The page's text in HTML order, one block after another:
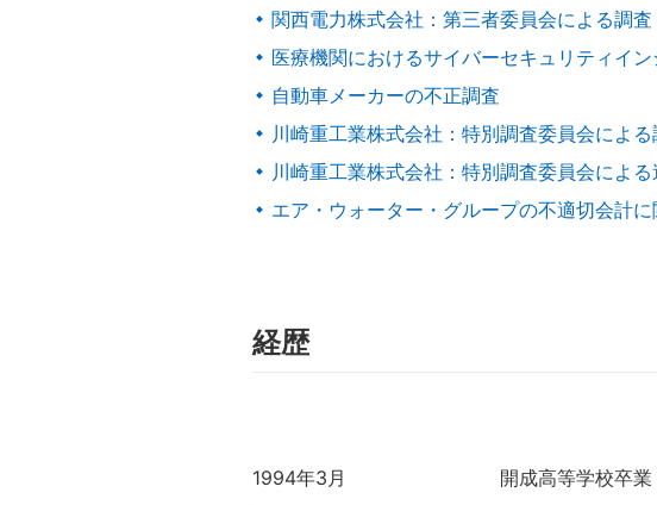
関西電力株式会社：第三者委員会による調査
医療機関におけるサイバーセキュリティイ
自動車メーカーの不正調査
川崎重工業株式会社：特別調査委員会による
川崎重工業株式会社：特別調査委員会によ
エア・ウォーター・グループの不適切会計に
経歴
1994年3月 開成高等学校卒業